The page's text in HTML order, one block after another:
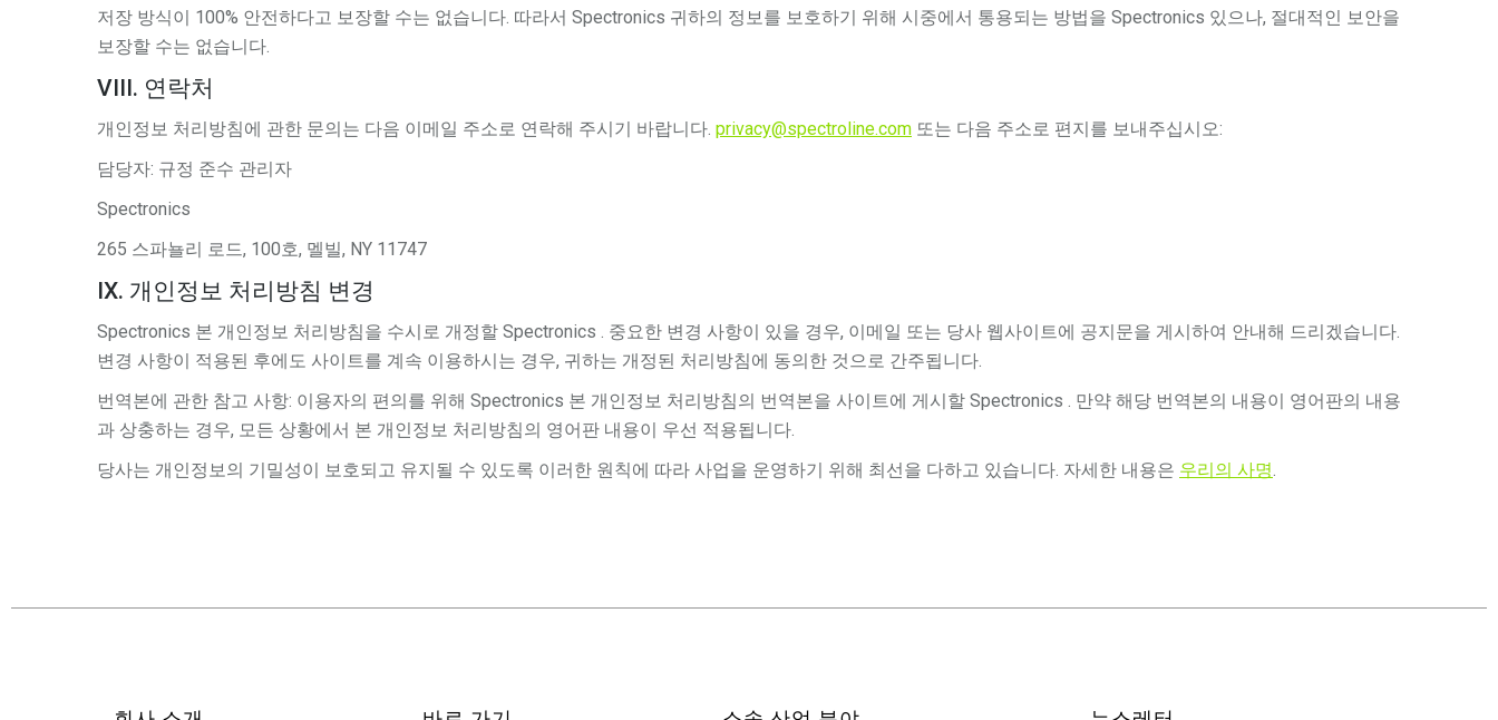
저장 방식이 100% 안전하다고 보장할 수는 없습니다. 따라서 Spectronics 귀하의 정보를 보호하기 위해 시중에서 통용되는 방법을 Spectronics 있으나, 절대적인 보안을
보장할 수는 없습니다.
VIII. 연락처
개인정보 처리방침에 관한 문의는 다음 이메일 주소로 연락해 주시기 바랍니다. privacy@spectroline.com 또는 다음 주소로 편지를 보내주십시오:
담당자: 규정 준수 관리자
Spectronics
265 스파뇰리 로드, 100호, 멜빌, NY 11747
IX. 개인정보 처리방침 변경
Spectronics 본 개인정보 처리방침을 수시로 개정할 Spectronics . 중요한 변경 사항이 있을 경우, 이메일 또는 당사 웹사이트에 공지문을 게시하여 안내해 드리겠습니다.
변경 사항이 적용된 후에도 사이트를 계속 이용하시는 경우, 귀하는 개정된 처리방침에 동의한 것으로 간주됩니다.
번역본에 관한 참고 사항: 이용자의 편의를 위해 Spectronics 본 개인정보 처리방침의 번역본을 사이트에 게시할 Spectronics . 만약 해당 번역본의 내용이 영어판의 내용
과 상충하는 경우, 모든 상황에서 본 개인정보 처리방침의 영어판 내용이 우선 적용됩니다.
당사는 개인정보의 기밀성이 보호되고 유지될 수 있도록 이러한 원칙에 따라 사업을 운영하기 위해 최선을 다하고 있습니다. 자세한 내용은 우리의 사명